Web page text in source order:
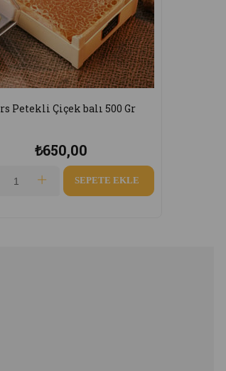
Kars Doğal Petekli Bal 750 Gr
₺1.050,00
SEPETE EKLE